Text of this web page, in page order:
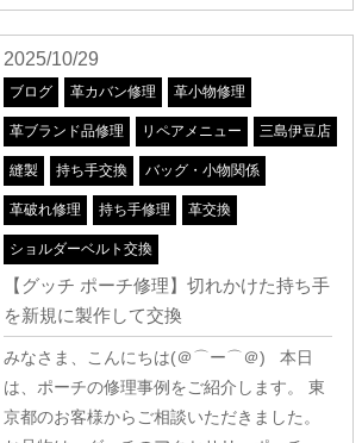
2025/10/29
ブログ 革カバン修理 革小物修理
革ブランド品修理 リペアメニュー 三島伊豆店
縫製 持ち手交換 バッグ・小物関係
革破れ修理 持ち手修理 革交換
ショルダーベルト交換
【グッチ ポーチ修理】切れかけた持ち手
を新規に製作して交換
みなさま、こんにちは(＠⌒ー⌒＠) 本日
は、ポーチの修理事例をご紹介します。 東
京都のお客様からご相談いただきました。